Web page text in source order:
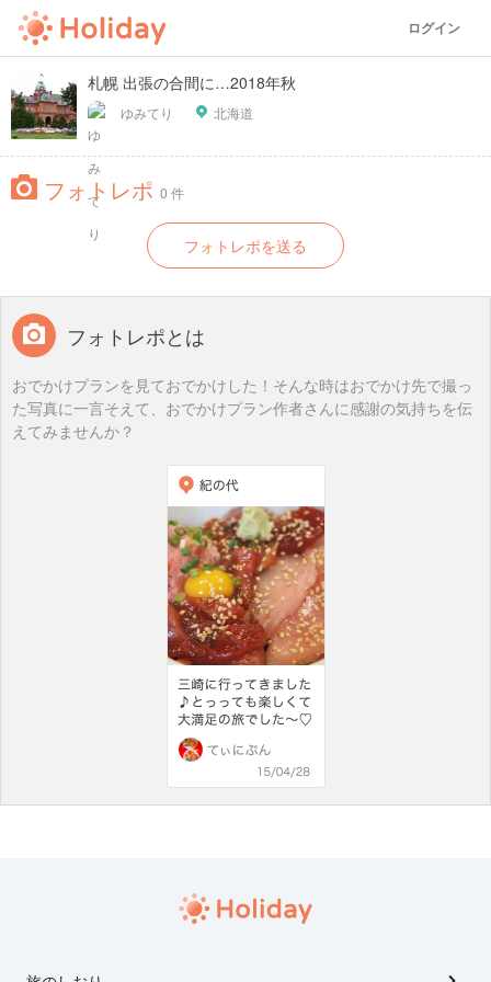
ログイン
札幌 出張の合間に…2018年秋
ゆみてり 北海道
フォトレポ 0 件
フォトレポを送る
フォトレポとは
おでかけプランを見ておでかけした！そんな時はおでかけ先で撮っ
た写真に一言そえて、おでかけプラン作者さんに感謝の気持ちを伝
えてみませんか？